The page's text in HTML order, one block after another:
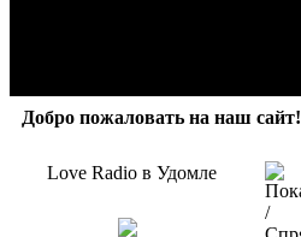
Добро пожаловать на наш сайт!
Love Radio в Удомле